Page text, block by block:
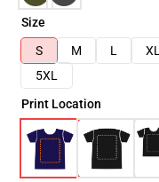
Size
S
M L XL
5XL
Print Location